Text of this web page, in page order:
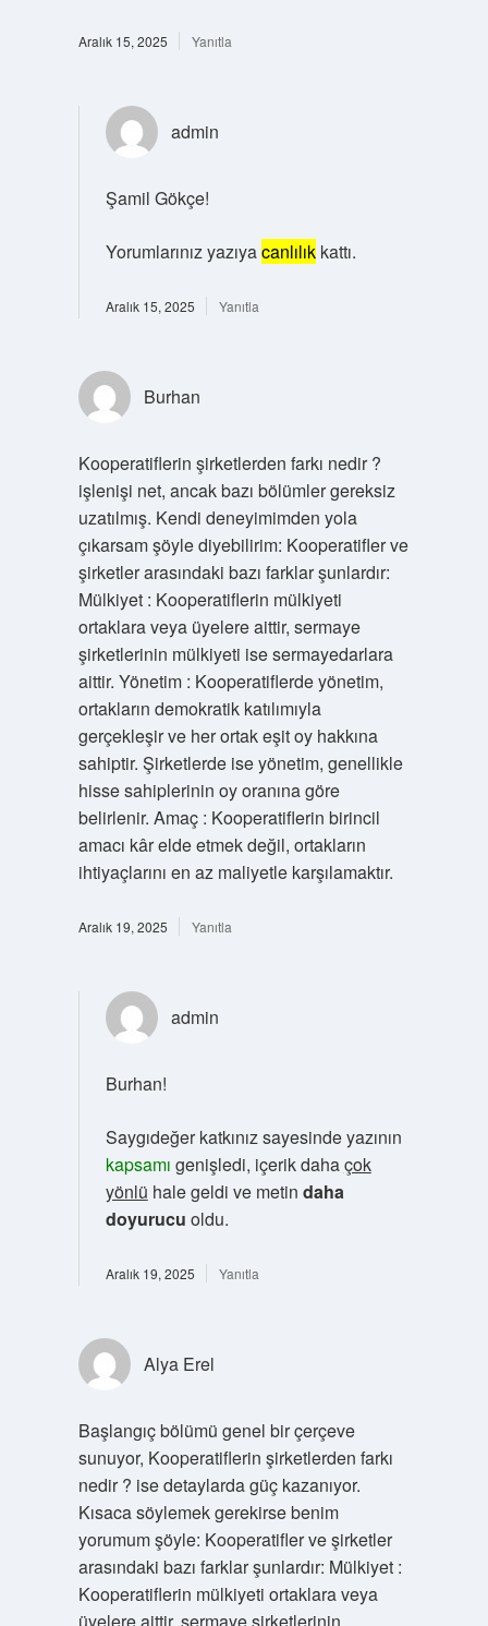
Aralık 15, 2025 Yanıtla
admin
Şamil Gökçe!
Yorumlarınız yazıyacanlılıkkattı.
Aralık 15, 2025 Yanıtla
Burhan
Kooperatiflerin şirketlerden farkı nedir ?
işlenişi net, ancak bazı bölümler gereksiz
uzatılmış. Kendi deneyimimden yola
çıkarsam şöyle diyebilirim: Kooperatifler ve
şirketler arasındaki bazı farklar şunlardır:
Mülkiyet : Kooperatiflerin mülkiyeti
ortaklara veya üyelere aittir, sermaye
şirketlerinin mülkiyeti ise sermayedarlara
aittir. Yönetim : Kooperatiflerde yönetim,
ortakların demokratik katılımıyla
gerçekleşir ve her ortak eşit oy hakkına
sahiptir. Şirketlerde ise yönetim, genellikle
hisse sahiplerinin oy oranına göre
belirlenir. Amaç : Kooperatiflerin birincil
amacı kâr elde etmek değil, ortakların
ihtiyaçlarını en az maliyetle karşılamaktır.
Aralık 19, 2025 Yanıtla
admin
Burhan!
Saygıdeğer katkınız sayesinde yazının
kapsamı genişledi, içerik dahaçok
yönlü hale geldi ve metin daha
doyurucu oldu.
Aralık 19, 2025 Yanıtla
Alya Erel
Başlangıç bölümü genel bir çerçeve
sunuyor, Kooperatiflerin şirketlerden farkı
nedir ? ise detaylarda güç kazanıyor.
Kısaca söylemek gerekirse benim
yorumum şöyle: Kooperatifler ve şirketler
arasındaki bazı farklar şunlardır: Mülkiyet :
Kooperatiflerin mülkiyeti ortaklara veya
üyelere aittir, sermaye şirketlerinin